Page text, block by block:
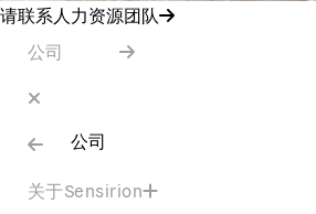
请联系人力资源团队
公司
公司
关于Sensirion